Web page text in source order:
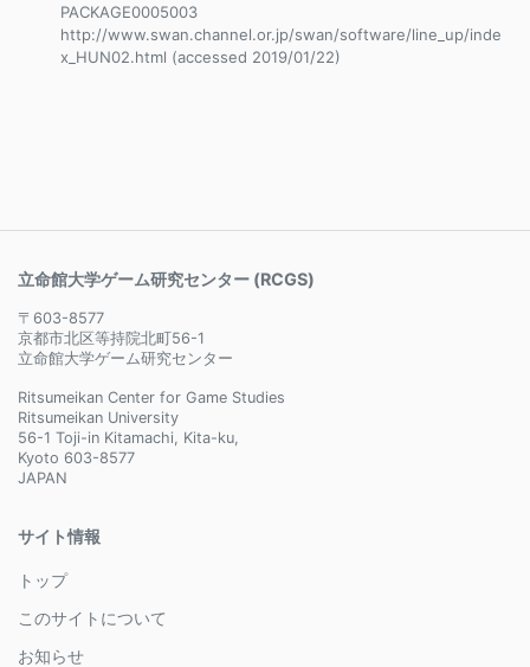
PACKAGE0005003
http://www.swan.channel.or.jp/swan/software/line_up/inde
x_HUN02.html (accessed 2019/01/22)
立命館大学ゲーム研究センター (RCGS)
〒603-8577
京都市北区等持院北町56-1
立命館大学ゲーム研究センター
Ritsumeikan Center for Game Studies
Ritsumeikan University
56-1 Toji-in Kitamachi, Kita-ku,
Kyoto 603-8577
JAPAN
サイト情報
トップ
このサイトについて
お知らせ